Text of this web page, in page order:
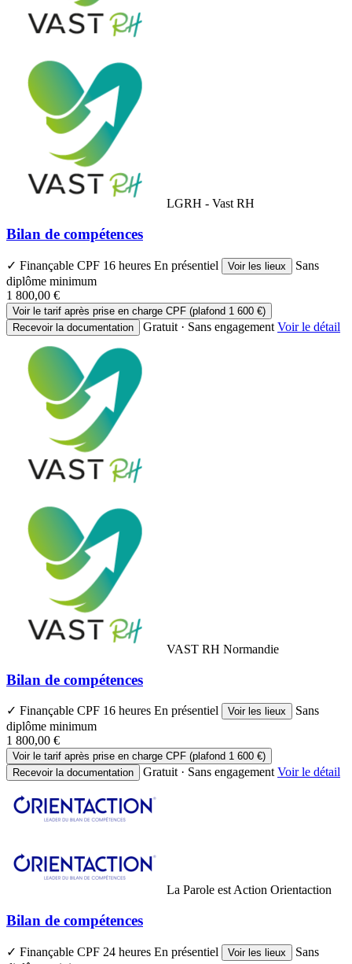
LGRH - Vast RH
Bilan de compétences
✓ Finançable CPF 16 heures En présentiel Voir les lieux
Sans
diplôme minimum
1 800,00 €
Voir le tarif après prise en charge CPF (plafond 1 600 €)
Recevoir la documentation
Gratuit · Sans engagement Voir le détail
VAST RH Normandie
Bilan de compétences
✓ Finançable CPF 16 heures En présentiel Voir les lieux
Sans
diplôme minimum
1 800,00 €
Voir le tarif après prise en charge CPF (plafond 1 600 €)
Recevoir la documentation
Gratuit · Sans engagement Voir le détail
La Parole est Action Orientaction
Bilan de compétences
✓ Finançable CPF 24 heures En présentiel Voir les lieux
Sans